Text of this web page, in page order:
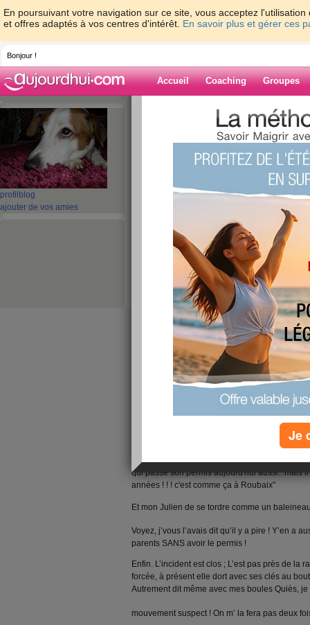
En poursuivant votre navigation sur ce site, vous acceptez
et offres adaptés à vos centres d'intérêt. En savoir plus et gérer ces
Bonjour !
Accueil Coaching Groupes
profil blog
ajouter de vos amies
> croquetteclebart
>
Blog de
les futurs mariés
au fil des saisons
publié le 09/10/2008 à 15:16
Voyez les filles, la nuit portant conseil, j’ai
quoi suis née le même jour, quasiment
l'est pas, snif !) et pis ça m’arrive même si
bien après mure réflexion, je me dis qu'il y a
Un exemple au hasard et vécu ! Le jour où
je l’emmène au lieu de rendez-vous et
carrément de ma sincérité… c’est vrai ça, il
dans la voiture. Arrive un type au volant d'une
devant l’auto-école.
- "C'est lui, le moniteur ? Faut peut-être y aller
- "Non, qu'il me répond, « c'est un jeune
qui passe son permis aujourd'hui aussi...mais
années ! ! ! c'est comme ça à Roubaix"
Et mon Julien de se tordre comme un
Voyez, j’vous l’avais dit qu’il y a pire ! Y’en a
parents SANS avoir le permis !
Enfin. L’incident est clos ; L’est pas près de la
forcée, à présent elle dort avec ses clés au
Autrement dit même avec mes boules Quiès,
mouvement suspect ! On m’ la fera pas deux
Je